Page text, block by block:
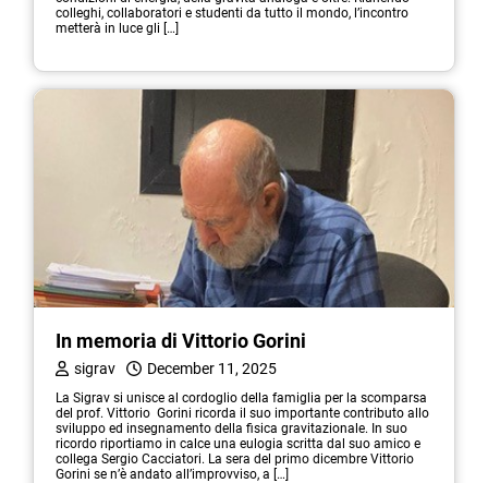
colleghi, collaboratori e studenti da tutto il mondo, l’incontro
metterà in luce gli […]
In memoria di Vittorio Gorini
sigrav December 11, 2025
La Sigrav si unisce al cordoglio della famiglia per la scomparsa
del prof. Vittorio Gorini ricorda il suo importante contributo allo
sviluppo ed insegnamento della fisica gravitazionale. In suo
ricordo riportiamo in calce una eulogia scritta dal suo amico e
collega Sergio Cacciatori. La sera del primo dicembre Vittorio
Gorini se n’è andato all’improvviso, a […]